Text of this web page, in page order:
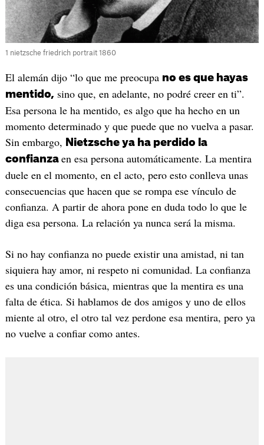
1 nietzsche friedrich portrait 1860
El alemán dijo “lo que me preocupa no es que hayas
mentido, sino que, en adelante, no podré creer en ti”.
Esa persona le ha mentido, es algo que ha hecho en un
momento determinado y que puede que no vuelva a pasar.
Sin embargo,
Nietzsche ya ha perdido la
confianza en esa persona automáticamente. La mentira
duele en el momento, en el acto, pero esto conlleva unas
consecuencias que hacen que se rompa ese vínculo de
confianza. A partir de ahora pone en duda todo lo que le
diga esa persona. La relación ya nunca será la misma.
Si no hay confianza no puede existir una amistad, ni tan
siquiera hay amor, ni respeto ni comunidad. La confianza
es una condición básica, mientras que la mentira es una
falta de ética. Si hablamos de dos amigos y uno de ellos
miente al otro, el otro tal vez perdone esa mentira, pero ya
no vuelve a confiar como antes.